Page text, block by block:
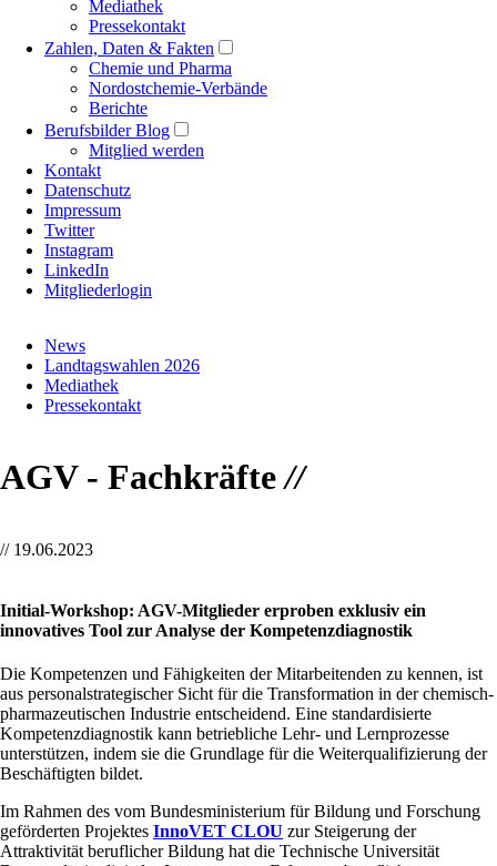
Mediathek
Pressekontakt
Zahlen, Daten & Fakten
Chemie und Pharma
Nordostchemie-Verbände
Berichte
Berufsbilder Blog
Mitglied werden
Kontakt
Datenschutz
Impressum
Twitter
Instagram
LinkedIn
Mitgliederlogin
überspringen
News
Landtagswahlen 2026
Mediathek
Pressekontakt
AGV - Fachkräfte//
// 19.06.2023
Initial-Workshop: AGV-Mitglieder erproben exklusiv ein
innovatives Tool zur Analyse der Kompetenzdiagnostik
Die Kompetenzen und Fähigkeiten der Mitarbeitenden zu kennen, ist
aus personalstrategischer Sicht für die Transformation in der chemisch-
pharmazeutischen Industrie entscheidend. Eine standardisierte
Kompetenzdiagnostik kann betriebliche Lehr- und Lernprozesse
unterstützen, indem sie die Grundlage für die Weiterqualifizierung der
Beschäftigten bildet.
Im Rahmen des vom Bundesministerium für Bildung und Forschung
geförderten Projektes InnoVET CLOU zur Steigerung der
Attraktivität beruflicher Bildung hat die Technische Universität